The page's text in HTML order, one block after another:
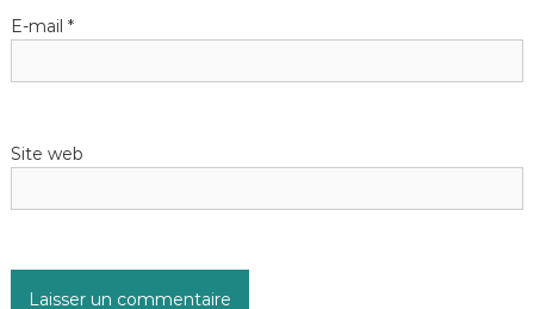
E-mail *
Site web